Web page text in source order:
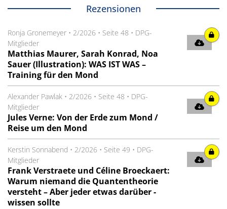
Rezensionen
Ronja Gronemeyer • 2/2026 • Seite 48 • DPG-
Mitglieder
Matthias Maurer, Sarah Konrad, Noa
Sauer (Illustration): WAS IST WAS –
Training für den Mond
Alexander Pawlak • 2/2026 • Seite 48 • DPG-
Mitglieder
Jules Verne: Von der Erde zum Mond /
Reise um den Mond
Kerstin Sonnabend • 2/2026 • Seite 49 • DPG-
Mitglieder
Frank Verstraete und Céline Broeckaert:
Warum niemand die Quanten­theorie
versteht – Aber jeder etwas darüber ­
wissen sollte